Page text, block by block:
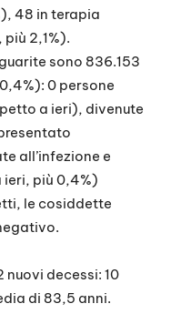
48 in terapia
2,1%).
sono 836.153
0 persone
a ieri), divenute
all’infezione e
ieri, più 0,4%)
le cosiddette
decessi: 10
di 83,5 anni.